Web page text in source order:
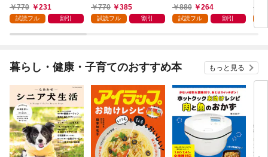
活を送りたい（コミッ
ク）【電子版特典付】
770 231
試読フル 割引
を知り回帰する（コミ
ック）【電子版特典
770 385
試読フル 割引
活を送りたい【電子版
特典付】１
880 264
試読フル 割引
子
暮らし・健康・子育てのおすすめ本 もっと見る